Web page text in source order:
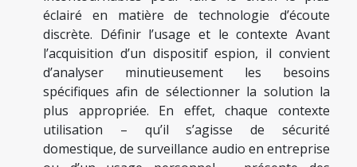
éclairé en matière de technologie d’écoute
discrète. Définir l’usage et le contexte Avant
l’acquisition d’un dispositif espion, il convient
d’analyser minutieusement les besoins
spécifiques afin de sélectionner la solution la
plus appropriée. En effet, chaque contexte
utilisation – qu’il s’agisse de sécurité
domestique, de surveillance audio en entreprise